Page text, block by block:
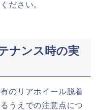
ださい。
ナンス時の実
のリアホイール脱着
うえでの注意点につ